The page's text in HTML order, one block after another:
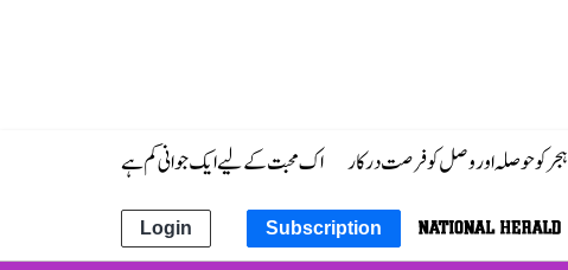
ہجر کو حوصلہ اور وصل کو فرصت درکار اک محبت کے لیے ایک جوانی کم ہے
Subscription
Login